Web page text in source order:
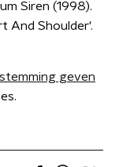
Siren (1998).
And Shoulder'.
geven